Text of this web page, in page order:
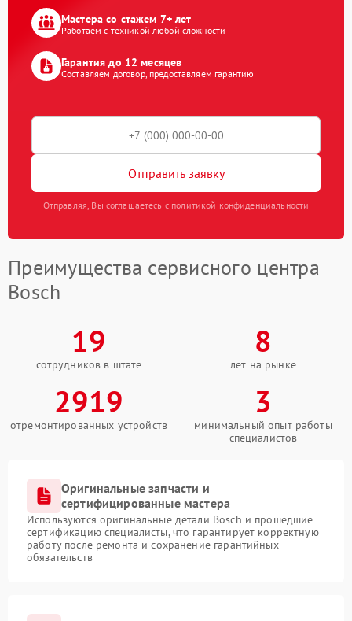
Мастера со стажем 7+ лет
Работаем с техникой любой сложности
Гарантия до 12 месяцев
Составляем договор, предоставляем гарантию
Отправить заявку
Отправляя, Вы соглашаетесь с политикой конфиденциальности
Преимущества сервисного центра
Bosch
19
сотрудников в штате
8
лет на рынке
2919
отремонтированных устройств
3
минимальный опыт работы
специалистов
Оригинальные запчасти и
сертифицированные мастера
Используются оригинальные детали Bosch и прошедшие
сертификацию специалисты, что гарантирует корректную
работу после ремонта и сохранение гарантийных
обязательств